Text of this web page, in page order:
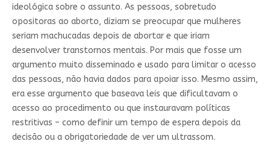
ideológica sobre o assunto. As pessoas, sobretudo
opositoras ao aborto, diziam se preocupar que mulheres
seriam machucadas depois de abortar e que iriam
desenvolver transtornos mentais. Por mais que fosse um
argumento muito disseminado e usado para limitar o acesso
das pessoas, não havia dados para apoiar isso. Mesmo assim,
era esse argumento que baseava leis que dificultavam o
acesso ao procedimento ou que instauravam políticas
restritivas – como definir um tempo de espera depois da
decisão ou a obrigatoriedade de ver um ultrassom.